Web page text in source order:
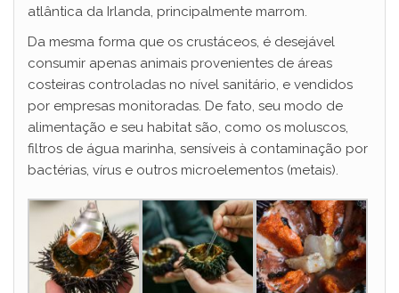
atlântica da Irlanda, principalmente marrom.
Da mesma forma que os crustáceos, é desejável
consumir apenas animais provenientes de áreas
costeiras controladas no nível sanitário, e vendidos
por empresas monitoradas. De fato, seu modo de
alimentação e seu habitat são, como os moluscos,
filtros de água marinha, sensíveis à contaminação por
bactérias, vírus e outros microelementos (metais).